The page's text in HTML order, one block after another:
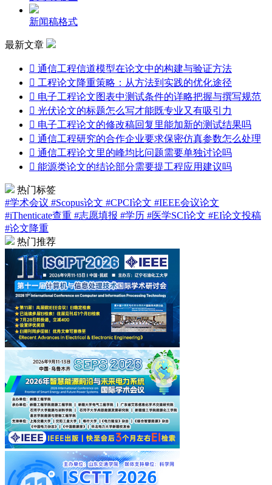
新闻稿格式
最新文章
 通信工程信道模型在论文中的构建与验证方法
 工程论文降重策略：从方法到实践的优化途径
 电子工程论文图表中测试条件的详略把握与撰写规范
 光伏论文的标题怎么写才能既专业又有吸引力
 电子工程论文的修改稿回复里能加新的测试结果吗
 通信工程研究的合作企业要求保密仿真参数怎么处理
 通信工程论文里的峰均比问题需要单独讨论吗
 能源类论文的结论部分需要提工程应用建议吗
热门标签
#学术会议 #Scopus论文 #CPCI论文 #IEEE会议论文
#iThenticate查重 #志愿填报 #学历 #医学SCI论文 #EI论文投稿
#论文降重
热门推荐